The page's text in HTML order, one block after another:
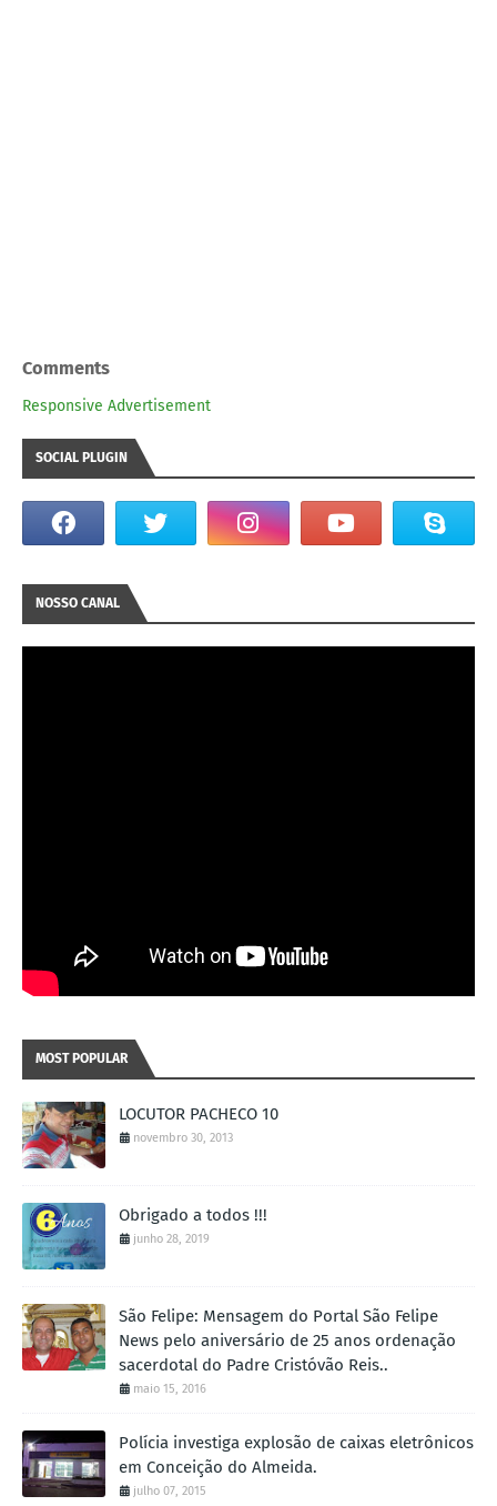
Comments
Responsive Advertisement
SOCIAL PLUGIN
NOSSO CANAL
MOST POPULAR
LOCUTOR PACHECO 10
novembro 30, 2013
Obrigado a todos !!!
junho 28, 2019
São Felipe: Mensagem do Portal São Felipe
News pelo aniversário de 25 anos ordenação
sacerdotal do Padre Cristóvão Reis..
maio 15, 2016
Polícia investiga explosão de caixas eletrônicos
em Conceição do Almeida.
julho 07, 2015